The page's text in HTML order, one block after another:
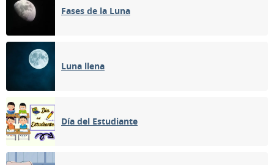
Fases de la Luna
Luna llena
Día del Estudiante